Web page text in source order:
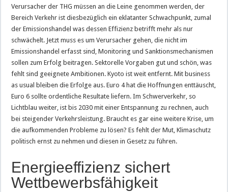
Verursacher der THG müssen an die Leine genommen werden, der
Bereich Verkehr ist diesbezüglich ein eklatanter Schwachpunkt, zumal
der Emissionshandel was dessen Effizienz betrifft mehr als nur
schwächelt. Jetzt muss es um Verursacher gehen, die nicht im
Emissionshandel erfasst sind, Monitoring und Sanktionsmechanismen
sollen zum Erfolg beitragen. Sektorelle Vorgaben gut und schön, was
fehlt sind geeignete Ambitionen. Kyoto ist weit entfernt. Mit business
as usual bleiben die Erfolge aus. Euro 4 hat die Hoffnungen enttäuscht,
Euro 6 sollte ordentliche Resultate liefern. Im Schwerverkehr, so
Lichtblau weiter, ist bis 2030 mit einer Entspannung zu rechnen, auch
bei steigender Verkehrsleistung. Braucht es gar eine weitere Krise, um
die aufkommenden Probleme zu lösen? Es fehlt der Mut, Klimaschutz
politisch ernst zu nehmen und diesen in Gesetz zu führen.
Energieeffizienz sichert
Wettbewerbsfähigkeit